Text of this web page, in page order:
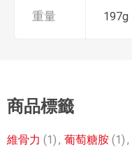
重量 197g
商品標籤
維骨力 (1) , 葡萄糖胺 (1) ,